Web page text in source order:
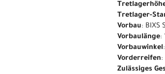
Tretlager-
Vorbau: BIXS
Vorbaulänge:
Vorbauwinkel
Vorderreifen:
Zulässiges